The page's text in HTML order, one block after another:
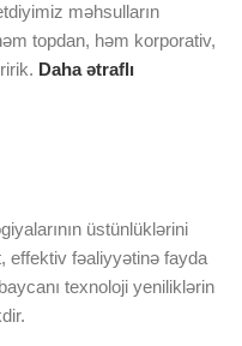
məhsulların
topdan, həm korporativ,
Daha ətraflı
üstünlüklərini
effektiv fəaliyyətinə fayda
texnoloji yeniliklərin